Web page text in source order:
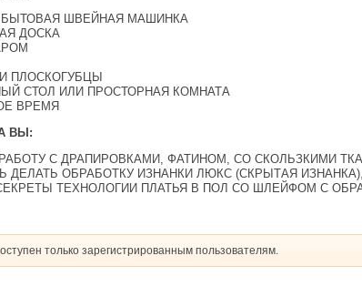
ШВЕЙНАЯ МАШИНКА
ДОСКА
ПЛОСКОГУБЦЫ
СТОЛ ИЛИ ПРОСТОРНАЯ КОМНАТА
ВРЕМЯ
ВЫ:
С ДРАПИРОВКАМИ, ФАТИНОМ, СО СКОЛЬЗКИМИ
ДЕЛАТЬ ОБРАБОТКУ ИЗНАНКИ ЛЮКС (СКРЫТАЯ
ТЕХНОЛОГИИ ПЛАТЬЯ В ПОЛ СО ШЛЕЙФОМ С
только зарегистрированным пользователям.